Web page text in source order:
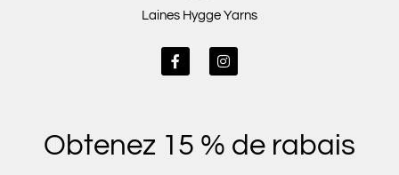
Laines Hygge Yarns
F
a
o
k
I
n
r
a
Obtenez 15 % de rabais